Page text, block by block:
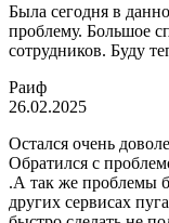
Была сегодня в
проблему. Большое
сотрудников. Буду
Раиф
26.02.2025
Остался очень
Обратился с
.А так же проблемы
других сервисах